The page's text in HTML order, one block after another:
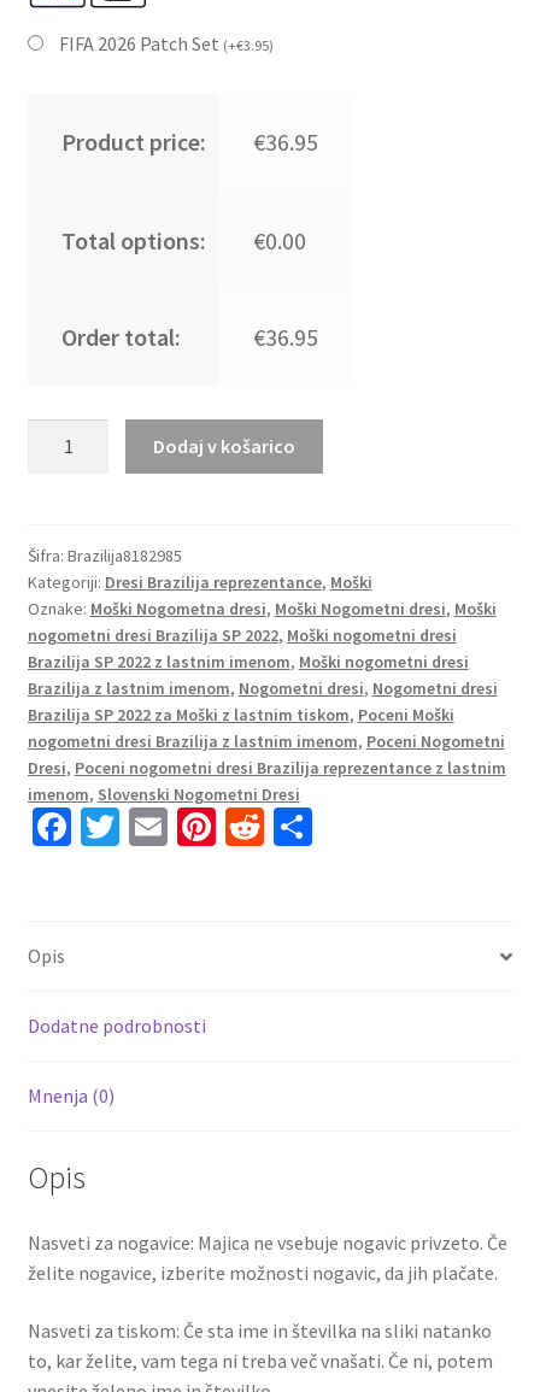
FIFA 2026 Patch Set (+€3.95)
Product price: €36.95
Total options: €0.00
Order total: €36.95
Gostujoči
SP
2022
Kratek
Rokav
COUTINHO
11
količina
Dodaj v košarico
Šifra: Brazilija8182985
Kategoriji: Dresi Brazilija reprezentance, Moški
Oznake: Moški Nogometna dresi, Moški Nogometni dresi, Moški
nogometni dresi Brazilija SP 2022, Moški nogometni dresi
Brazilija SP 2022 z lastnim imenom, Moški nogometni dresi
Brazilija z lastnim imenom, Nogometni dresi, Nogometni dresi
Brazilija SP 2022 za Moški z lastnim tiskom, Poceni Moški
nogometni dresi Brazilija z lastnim imenom, Poceni Nogometni
Dresi, Poceni nogometni dresi Brazilija reprezentance z lastnim
imenom, Slovenski Nogometni Dresi
Fa
k
T E Pi R S
Opis
Dodatne podrobnosti
Mnenja (0)
Opis
Nasveti za nogavice: Majica ne vsebuje nogavic privzeto. Če
želite nogavice, izberite možnosti nogavic, da jih plačate.
Nasveti za tiskom: Če sta ime in številka na sliki natanko
to, kar želite, vam tega ni treba več vnašati. Če ni, potem